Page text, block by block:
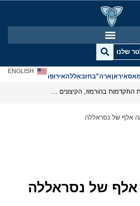
שלנו
איראןארה”בחזבאללהאירופהאנטישמיות
ENGLISH
אלף של נסראללה
של נסראללה